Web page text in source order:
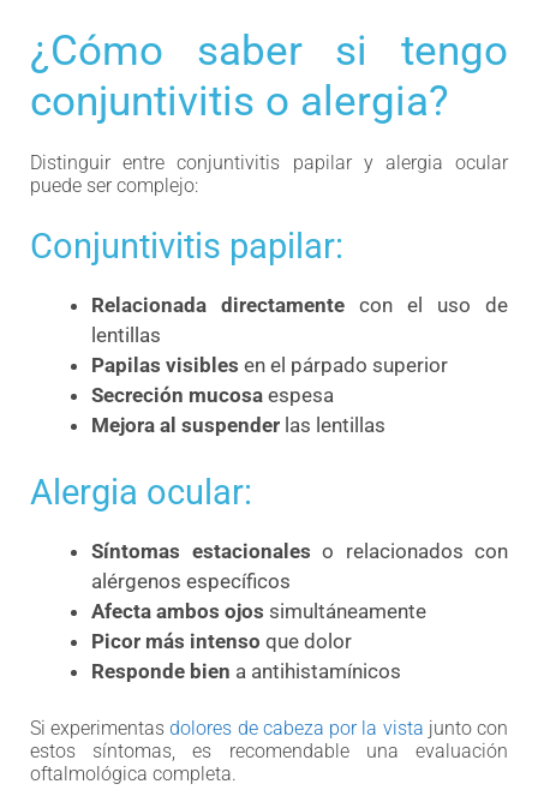
¿Cómo saber si tengo
conjuntivitis o alergia?
Distinguir entre conjuntivitis papilar y alergia ocular
puede ser complejo:
Conjuntivitis papilar:
Relacionada directamente con el uso de
lentillas
Papilas visibles en el párpado superior
Secreción mucosa espesa
Mejora al suspender las lentillas
Alergia ocular:
Síntomas estacionales o relacionados con
alérgenos específicos
Afecta ambos ojos simultáneamente
Picor más intenso que dolor
Responde bien a antihistamínicos
Si experimentasdolores de cabeza por la vista junto con
estos síntomas, es recomendable una evaluación
oftalmológica completa.